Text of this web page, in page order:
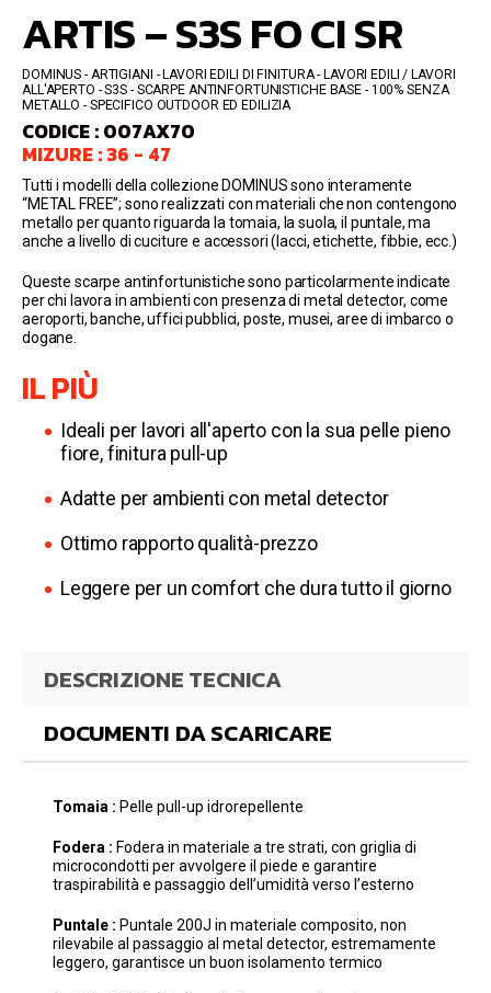
ARTIS – S3S FO CI SR
CODICE : 007AX70
MIZURE : 36 - 47
Tutti i modelli della collezione DOMINUS sono interamente
“METAL FREE”; sono realizzati con materiali che non contengono
metallo per quanto riguarda la tomaia, la suola, il puntale, ma
anche a livello di cuciture e accessori (lacci, etichette, fibbie, ecc.)
Queste scarpe antinfortunistiche sono particolarmente indicate
per chi lavora in ambienti con presenza di metal detector, come
aeroporti, banche, uffici pubblici, poste, musei, aree di imbarco o
dogane.
IL PIÙ
Ideali per lavori all'aperto con la sua pelle pieno
fiore, finitura pull-up
Adatte per ambienti con metal detector
Ottimo rapporto qualità-prezzo
Leggere per un comfort che dura tutto il giorno
DOMINUS
ARTIGIANI - LAVORI EDILI DI FINITURA - LAVORI EDILI / LAVORI
ALL'APERTO
S3S SCARPE ANTINFORTUNISTICHE BASE
100% SENZA
METALLO - SPECIFICO OUTDOOR ED EDILIZIA
DESCRIZIONE TECNICA
DOCUMENTI DA SCARICARE
Tomaia : Pelle pull-up idrorepellente
Fodera : Fodera in materiale a tre strati, con griglia di
microcondotti per avvolgere il piede e garantire
traspirabilità e passaggio dell’umidità verso l’esterno
Puntale : Puntale 200J in materiale composito, non
rilevabile al passaggio al metal detector, estremamente
leggero, garantisce un buon isolamento termico